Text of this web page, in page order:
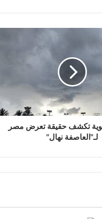
تكشف حقيقة تعرض مصر
لـ"العاصفة نهال"